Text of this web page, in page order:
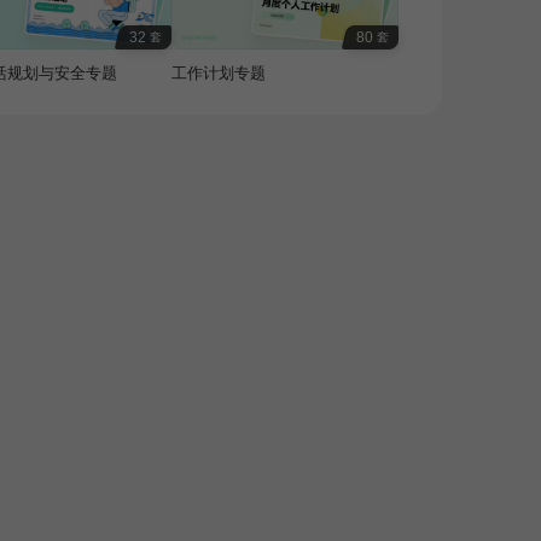
32 套
规划与安全专题
80 套
工作计划专题